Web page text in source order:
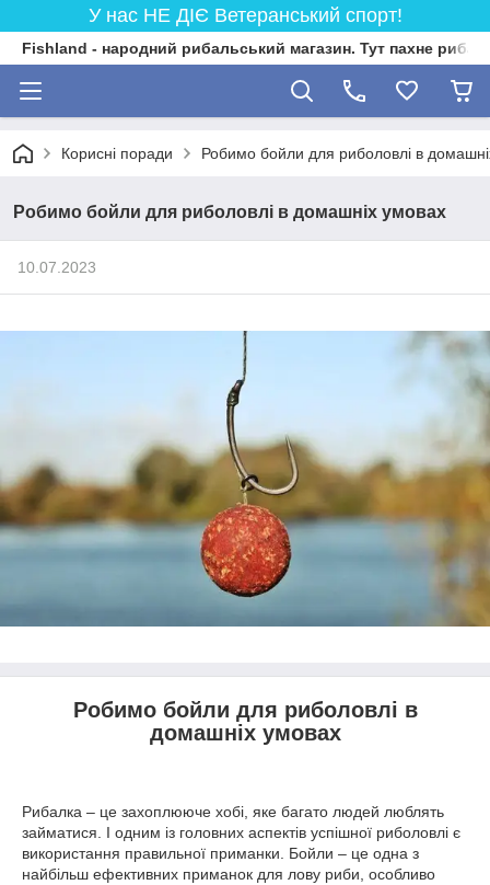
У нас НЕ ДІЄ Ветеранський спорт!
Fishland - народний рибальський магазин. Тут пахне
Корисні поради Робимо бойли для риболовлі в
Робимо бойли для риболовлі в домашніх умовах
10.07.2023
Робимо бойли для риболовлі в
домашніх умовах
Рибалка – це захоплююче хобі, яке багато людей люблять
займатися. І одним із головних аспектів успішної риболовлі є
використання правильної приманки. Бойли – це одна з
найбільш ефективних приманок для лову риби, особливо